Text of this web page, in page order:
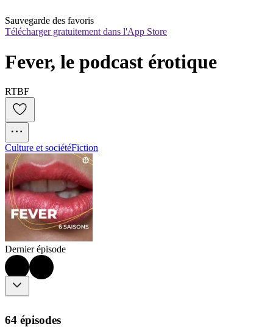
Sauvegarde des favoris
Télécharger gratuitement dans l'App Store
Fever, le podcast érotique
RTBF
Culture et sociétéFiction
Dernier épisode
64 épisodes